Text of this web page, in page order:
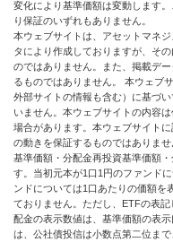
変化により基準価額は変動します
り保証のいずれもありません。
本ウェブサイトは、アセットマネ
タにより作成しておりますが、そ
のではありません。また、掲載デ
るものではありません。 本ウェブ
外部サイトの情報も含む）に基づ
いません。本ウェブサイトの内容
場合があります。本ウェブサイト
の動きを保証するものではありませ
基準価額・分配金再投資基準価額
す。当初元本が1口1円のファンド
ンドについては1口あたりの価額を
ておりません。ただし、ETFの表
配金の表示数値は、基準価額の表
は、公社債投信は小数点第二位ま